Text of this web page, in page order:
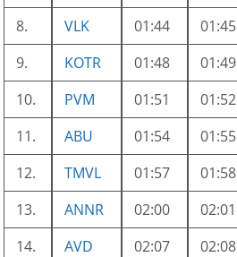
8.
VLK 01:44 01:45
9.
KOTR 01:48 01:49
10.
PVM 01:51 01:52
11.
ABU 01:54 01:55
12.
TMVL 01:57 01:58
13.
ANNR 02:00 02:01
14.
AVD 02:07 02:08